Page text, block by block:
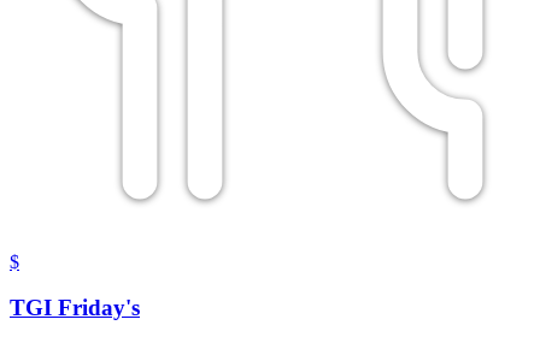
$
TGI Friday's